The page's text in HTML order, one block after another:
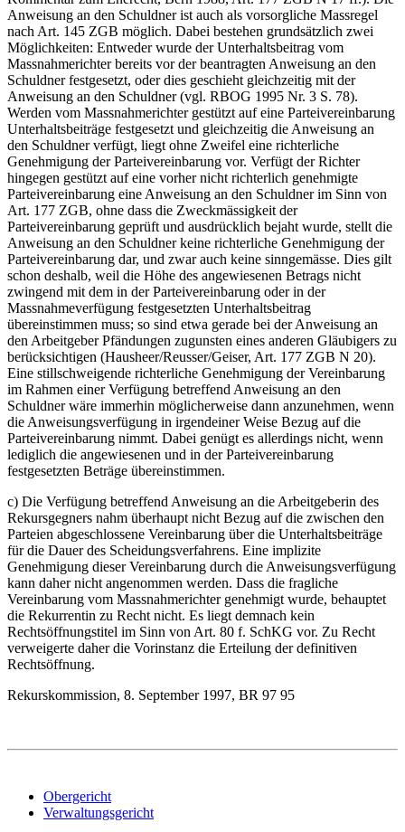
Anweisung an den Schuldner ist auch als vorsorgliche Massregel
nach Art. 145 ZGB möglich. Dabei bestehen grundsätzlich zwei
Möglichkeiten: Entweder wurde der Unterhaltsbeitrag vom
Massnahmerichter bereits vor der beantragten Anweisung an den
Schuldner festgesetzt, oder dies geschieht gleichzeitig mit der
Anweisung an den Schuldner (vgl. RBOG 1995 Nr. 3 S. 78).
Werden vom Massnahmerichter gestützt auf eine Parteivereinbarung
Unterhaltsbeiträge festgesetzt und gleichzeitig die Anweisung an
den Schuldner verfügt, liegt ohne Zweifel eine richterliche
Genehmigung der Parteivereinbarung vor. Verfügt der Richter
hingegen gestützt auf eine vorher nicht richterlich genehmigte
Parteivereinbarung eine Anweisung an den Schuldner im Sinn von
Art. 177 ZGB, ohne dass die Zweckmässigkeit der
Parteivereinbarung geprüft und ausdrücklich bejaht wurde, stellt die
Anweisung an den Schuldner keine richterliche Genehmigung der
Parteivereinbarung dar, und zwar auch keine sinngemässe. Dies gilt
schon deshalb, weil die Höhe des angewiesenen Betrags nicht
zwingend mit dem in der Parteivereinbarung oder in der
Massnahmeverfügung festgesetzten Unterhaltsbeitrag
übereinstimmen muss; so sind etwa gerade bei der Anweisung an
den Arbeitgeber Pfändungen zugunsten eines anderen Gläubigers zu
berücksichtigen (Hausheer/Reusser/Geiser, Art. 177 ZGB N 20).
Eine stillschweigende richterliche Genehmigung der Vereinbarung
im Rahmen einer Verfügung betreffend Anweisung an den
Schuldner wäre immerhin möglicherweise dann anzunehmen, wenn
die Anweisungsverfügung in irgendeiner Weise Bezug auf die
Parteivereinbarung nimmt. Dabei genügt es allerdings nicht, wenn
lediglich die angewiesenen und in der Parteivereinbarung
festgesetzten Beträge übereinstimmen.
c) Die Verfügung betreffend Anweisung an die Arbeitgeberin des
Rekursgegners nahm überhaupt nicht Bezug auf die zwischen den
Parteien abgeschlossene Vereinbarung über die Unterhaltsbeiträge
für die Dauer des Scheidungsverfahrens. Eine implizite
Genehmigung dieser Vereinbarung durch die Anweisungsverfügung
kann daher nicht angenommen werden. Dass die fragliche
Vereinbarung vom Massnahmerichter genehmigt wurde, behauptet
die Rekurrentin zu Recht nicht. Es liegt demnach kein
Rechtsöffnungstitel im Sinn von Art. 80 f. SchKG vor. Zu Recht
verweigerte daher die Vorinstanz die Erteilung der definitiven
Rechtsöffnung.
Rekurskommission, 8. September 1997, BR 97 95
Obergericht
Verwaltungsgericht